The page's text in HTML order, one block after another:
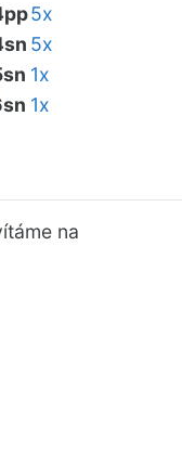
5x
5x
1x
1x
na